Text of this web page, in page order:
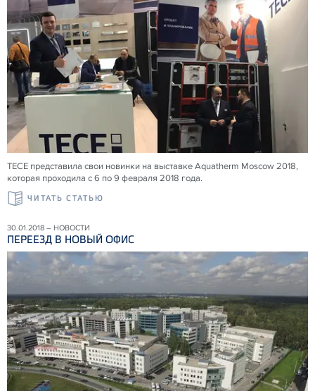
ТЕСЕ представила свои новинки на выставке Aquatherm Moscow 2018,
которая проходила с 6 по 9 февраля 2018 года.
ЧИТАТЬ СТАТЬЮ
30.01.2018 – НОВОСТИ
ПЕРЕЕЗД В НОВЫЙ ОФИС